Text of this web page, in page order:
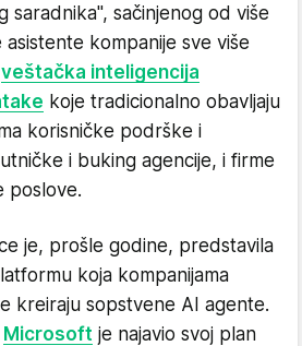
saradnika", sačinjenog od više
asistente kompanije sve više
veštačka inteligencija
koje tradicionalno obavljaju
korisničke podrške i
i buking agencije, i firme
poslove.
je, prošle godine, predstavila
koja kompanijama
kreiraju sopstvene AI agente.
Microsoft je najavio svoj plan